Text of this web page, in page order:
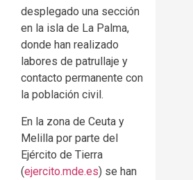
desplegado una sección
en la isla de La Palma,
donde han realizado
labores de patrullaje y
contacto permanente con
la población civil.
En la zona de Ceuta y
Melilla por parte del
Ejército de Tierra
(ejercito.mde.es) se han